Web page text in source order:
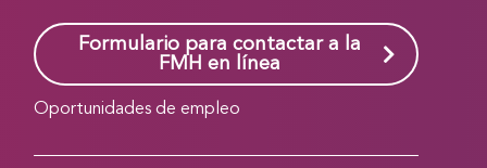
Formulario para contactar a la
FMH en línea
Oportunidades de empleo